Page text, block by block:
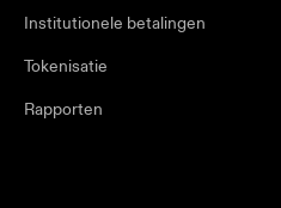
Institutionele betalingen
Tokenisatie
Rapporten